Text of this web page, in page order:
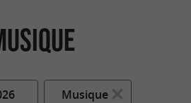
Musique